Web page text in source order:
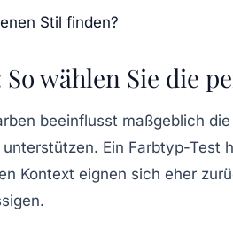
Stil finden?
wählen Sie die
beeinflusst maßgeblich
Ein Farbtyp-
Kontext eignen sich eher